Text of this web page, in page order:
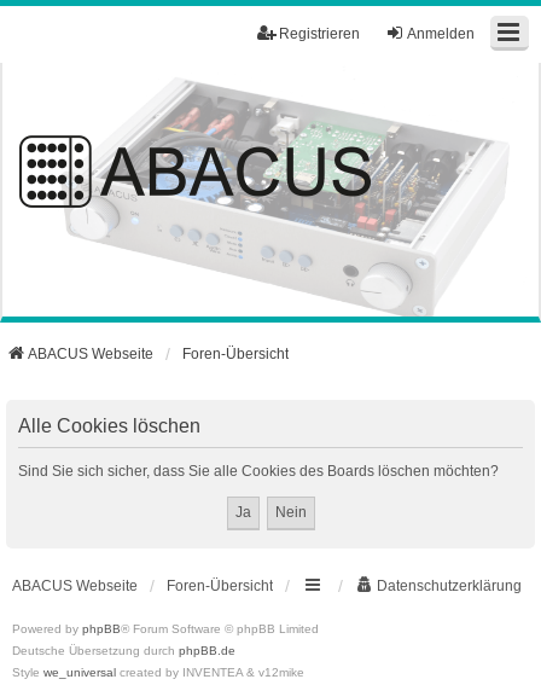
Anmelden
Registrieren
ABACUS Webseite Foren-Übersicht
Alle Cookies löschen
Sind Sie sich sicher, dass Sie alle Cookies des Boards löschen möchten?
ABACUS Webseite Foren-Übersicht Datenschutzerklärung
Powered by phpBB® Forum Software © phpBB Limited
Deutsche Übersetzung durch phpBB.de
Style we_universal created by INVENTEA & v12mike